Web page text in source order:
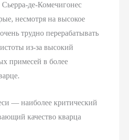
де-Комечигонес
несмотря на высокое
трудно перерабатывать
из-за высокий
примесей в более
— наиболее критический
качество кварца